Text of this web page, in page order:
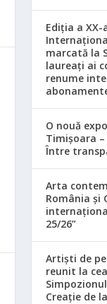
Ediția a XX-
marcată la
laureați ai
renume
O nouă
Timișoara –
Între
Arta
România și
internațional
25/26”
Artiști de
reunit la
Creație de